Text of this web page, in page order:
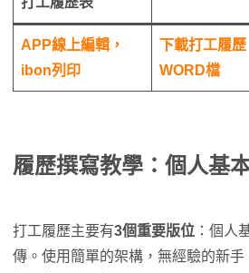
APP線上編輯，
ibon列印
下載打工履歷
WORD檔
履歷撰寫教學：個人基
打工履歷主要有3個重要版位 ：個人
傳。使用簡單的架構，無經驗的新